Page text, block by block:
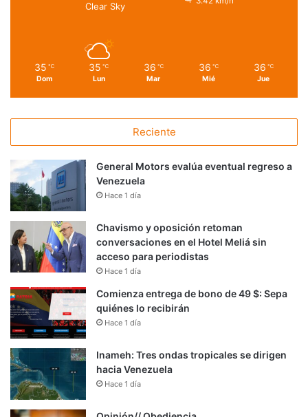
Clear Sky
35 ℃
Dom
35 ℃
Lun
36 ℃
Mar
36 ℃
Mié
36 ℃
Jue
Reciente
General Motors evalúa eventual regreso a
Venezuela
Hace 1 día
Chavismo y oposición retoman
conversaciones en el Hotel Meliá sin
acceso para periodistas
Hace 1 día
Comienza entrega de bono de 49 $: Sepa
quiénes lo recibirán
Hace 1 día
Inameh: Tres ondas tropicales se dirigen
hacia Venezuela
Hace 1 día